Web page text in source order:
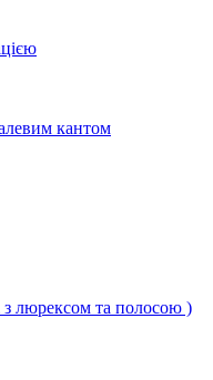
кантом
з люрексом та полосою )